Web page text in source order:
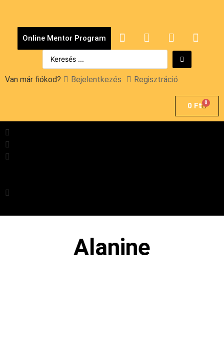
Online Mentor Program
Van már fiókod? Bejelentkezés Regisztráció
0 Ft 0
Alanine